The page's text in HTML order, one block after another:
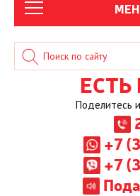
ЕСТЬ
Поделитесь
+7
+7